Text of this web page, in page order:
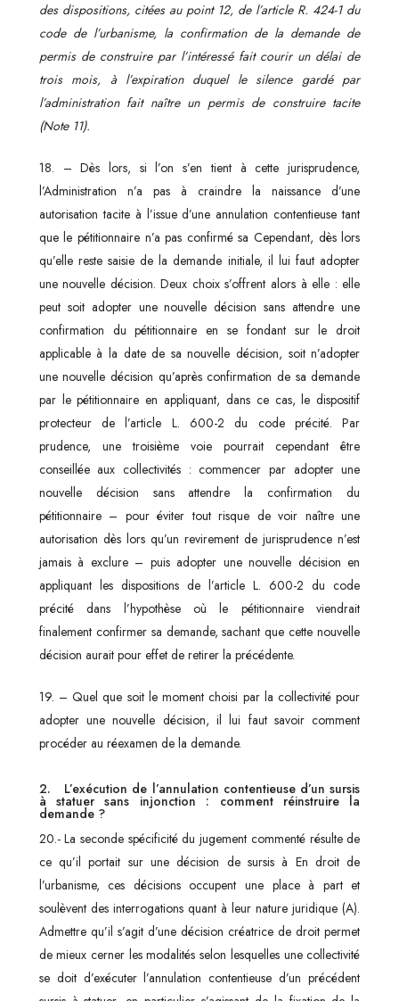
des dispositions, citées au point 12, de l’article R. 424-1 du
code de l’urbanisme, la confirmation de la demande de
permis de construire par l’intéressé fait courir un délai de
trois mois, à l’expiration duquel le silence gardé par
l’administration fait naître un permis de construire tacite
(Note 11).
18. – Dès lors, si l’on s’en tient à cette jurisprudence,
l’Administration n’a pas à craindre la naissance d’une
autorisation tacite à l’issue d’une annulation contentieuse tant
que le pétitionnaire n’a pas confirmé sa Cependant, dès lors
qu’elle reste saisie de la demande initiale, il lui faut adopter
une nouvelle décision. Deux choix s’offrent alors à elle : elle
peut soit adopter une nouvelle décision sans attendre une
confirmation du pétitionnaire en se fondant sur le droit
applicable à la date de sa nouvelle décision, soit n’adopter
une nouvelle décision qu’après confirmation de sa demande
par le pétitionnaire en appliquant, dans ce cas, le dispositif
protecteur de l’article L. 600-2 du code précité. Par
prudence, une troisième voie pourrait cependant être
conseillée aux collectivités : commencer par adopter une
nouvelle décision sans attendre la confirmation du
pétitionnaire – pour éviter tout risque de voir naître une
autorisation dès lors qu’un revirement de jurisprudence n’est
jamais à exclure – puis adopter une nouvelle décision en
appliquant les dispositions de l’article L. 600-2 du code
précité dans l’hypothèse où le pétitionnaire viendrait
finalement confirmer sa demande, sachant que cette nouvelle
décision aurait pour effet de retirer la précédente.
19. – Quel que soit le moment choisi par la collectivité pour
adopter une nouvelle décision, il lui faut savoir comment
procéder au réexamen de la demande.
2. L’exécution de l’annulation contentieuse d’un sursis
à statuer sans injonction : comment réinstruire la
demande ?
20.- La seconde spécificité du jugement commenté résulte de
ce qu’il portait sur une décision de sursis à En droit de
l’urbanisme, ces décisions occupent une place à part et
soulèvent des interrogations quant à leur nature juridique (A).
Admettre qu’il s’agit d’une décision créatrice de droit permet
de mieux cerner les modalités selon lesquelles une collectivité
se doit d’exécuter l’annulation contentieuse d’un précédent